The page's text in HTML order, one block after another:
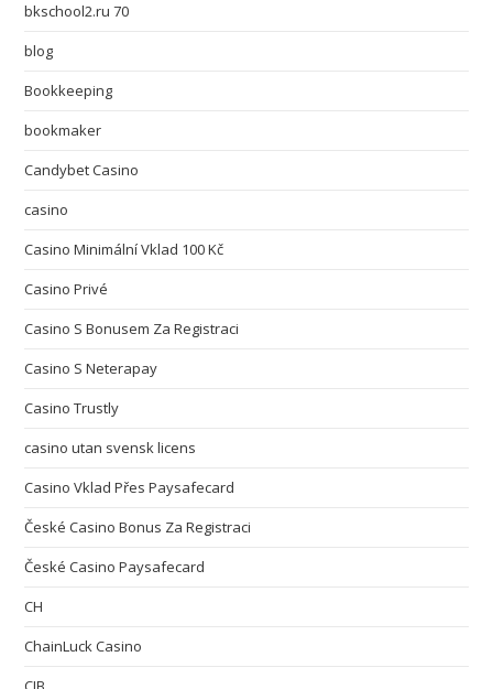
bkschool2.ru 70
blog
Bookkeeping
bookmaker
Candybet Casino
casino
Casino Minimální Vklad 100 Kč
Casino Privé
Casino S Bonusem Za Registraci
Casino S Neterapay
Casino Trustly
casino utan svensk licens
Casino Vklad Přes Paysafecard
České Casino Bonus Za Registraci
České Casino Paysafecard
CH
ChainLuck Casino